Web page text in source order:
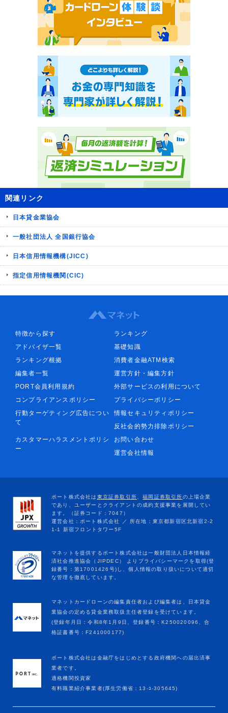
関連リンク
日本貸金業協会
一般社団法人 全国銀行協会
日本信用情報機構(JICC)
指定信用情報機関(CIC)
特徴から探す
ランキング
アドバイザ一覧
基礎知識
ランキング根拠
消費者金融ATM検索
編集者一覧
運営方針・編集方針
PORT会員利用規約
外部サービスの利用について
コンプライアンスポリシー
プライバシーポリシー
行動ターゲティング広告につい
て
情報セキュリティポリシー
反社会的勢力排除ポリシー
カスタマーハラスメントポリシ
ー
お問い合わせ
運営会社情報
マネットカードローンの編集責任者および編集者は、日本貸金
業協会の定める貸金業務取扱主任者登録を受けています。
(登録年月日：令和8年1月9日、登録番号：K250020096、合
格証書番号：F241000177)
ポート株式会社は金融庁をはじめとする政府機関への届出済事
業者です。
適格機関投資家
有料職業紹介事業者(厚生労働省：13-ﾕ-305645)